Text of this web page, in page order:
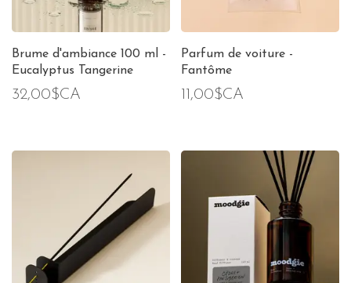
Brume d'ambiance 100 ml -
Eucalyptus Tangerine
32,00$CA
Parfum de voiture -
Fantôme
11,00$CA